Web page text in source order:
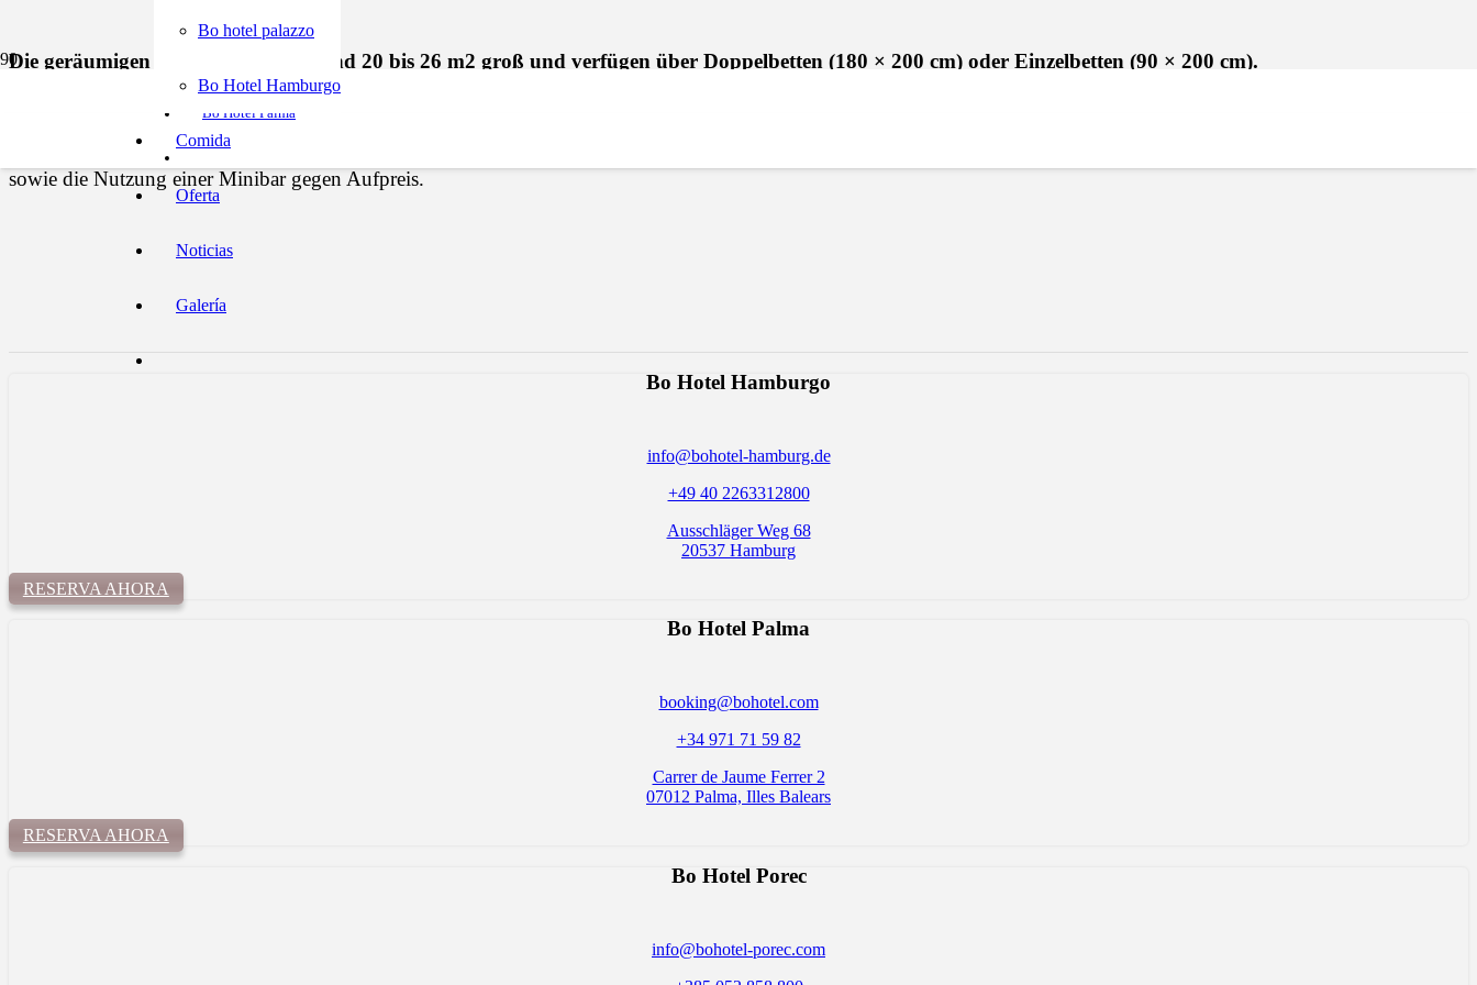
Bo Hotel Hamburgo
Bo Hotel Palma
Bo hotel palazzo
Bo Hotel Hamburgo
Comida
Oferta
Noticias
Galería
Die geräumigen Superior-Zimmer sind 20 bis 26 m2 groß und verfügen über Doppelbetten (180 × 200 cm) oder Einzelbetten (90 × 200 cm).
Zimmer mit Meerblick sowie ein Zimmer mit Balkon und Zustellbett für ein Kind bis 10 Jahre wählen. Das Zimmer ist mit einem Smart-TV und einem Schreibtisch
ausgestattet. Das Badezimmer verfügt über eine Dusche und einen Haartrockner. Telefon, WLAN, Safe und Klimaanlage mit Heiz- und Kühlfunktionen sind Standardvorteile
sowie die Nutzung einer Minibar gegen Aufpreis.
Bo Hotel Hamburgo
info@bohotel-hamburg.de
+49 40 2263312800
Ausschläger Weg 68
20537 Hamburg
RESERVA AHORA
Bo Hotel Palma
booking@bohotel.com
+34 971 71 59 82
Carrer de Jaume Ferrer 2
07012 Palma, Illes Balears
RESERVA AHORA
Bo Hotel Porec
info@bohotel-porec.com